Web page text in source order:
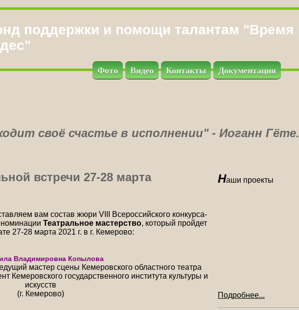
поддержки и помощи талантам "Время
Фото Видео Контакты Документация
своё счастье в исполнении" - Иоганн Гёте.
Наши проекты
Подробнее...
встречи 27-28 марта
вам состав жюри VIII Всероссийского конкурса-
Театральное мастерство, который пройдет
27-28 марта 2021 г. в г. Кемерово:
Владимировна Копылова
мастер сцены Кемеровского областного театра
Кемеровского государственного института культуры и
искусств
(г. Кемерово)